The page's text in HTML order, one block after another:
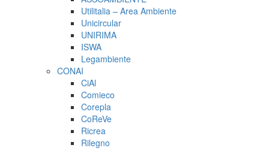
Utilitalia – Area Ambiente
Unicircular
UNIRIMA
ISWA
Legambiente
CONAI
CiAl
Comieco
Corepla
CoReVe
Ricrea
Rilegno